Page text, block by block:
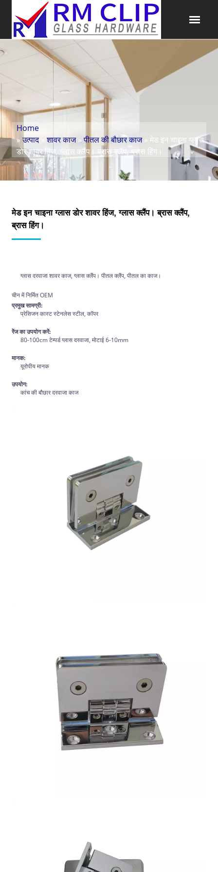
Home
»उत्पाद»शावर काज»पीतल की बौछार काज» मेड इन चाइना ग्लास
डोर शावर हिंज, ग्लास क्लैंप। ब्रास क्लैंप, ब्रास हिंग।
मेड इन चाइना ग्लास डोर शावर हिंज, ग्लास क्लैंप। ब्रास क्लैंप,
ब्रास हिंग।
ग्लास दरवाजा शावर काज, ग्लास क्लैंप। पीतल क्लैंप, पीतल का काज।
चीन में निर्मित OEM
प्रमुख सामग्री:
प्रेसिजन कास्ट स्टेनलेस स्टील, कॉपर
रेंज का उपयोग करें:
80-100cm टेम्पर्ड ग्लास दरवाजा, मोटाई 6-10mm
मानक:
यूरोपीय मानक
उपयोग:
कांच की बौछार दरवाजा काज